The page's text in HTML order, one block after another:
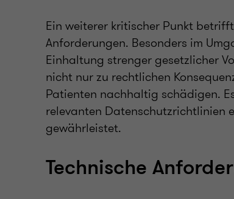
Ein weiterer kritischer Punkt
Anforderungen. Besonders im
Einhaltung strenger gesetzlicher
nicht nur zu rechtlichen
Patienten nachhaltig schädigen.
relevanten Datenschutzrichtlinien
gewährleistet.
Technische